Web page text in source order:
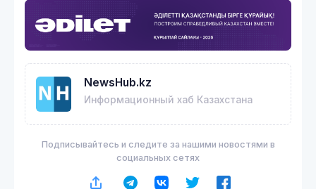
NewsHub.kz
Информационный хаб Казахстана
Подписывайтесь и следите за нашими новостями в
социальных сетях